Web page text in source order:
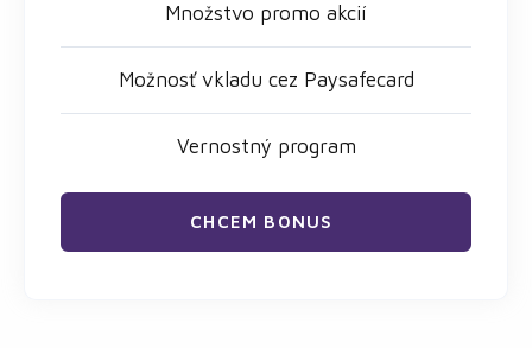
Množstvo promo akcií
Možnosť vkladu cez Paysafecard
Vernostný program
CHCEM BONUS